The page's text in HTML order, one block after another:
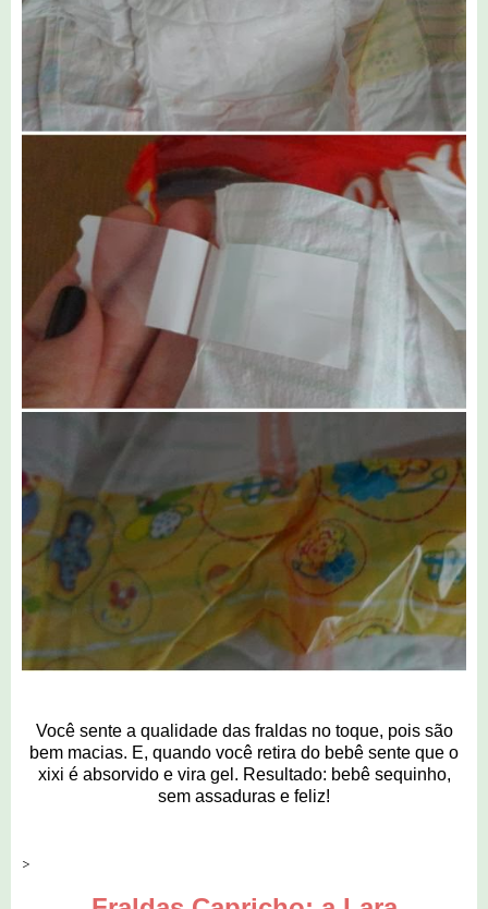
Você sente a qualidade das fraldas no toque, pois são
bem macias. E, quando você retira do bebê sente que o
xixi é absorvido e vira gel. Resultado: bebê sequinho,
sem assaduras e feliz!
>